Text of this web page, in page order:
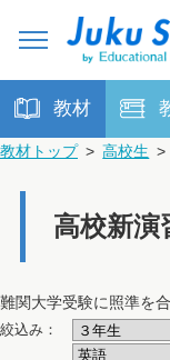
教材
教材トップ > 高校生 >
高校新演
難関大学受験に照準を
絞込み：